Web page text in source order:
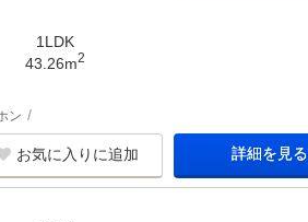
1LDK
43.26m2
ン
お気に入りに追加 詳細を見る